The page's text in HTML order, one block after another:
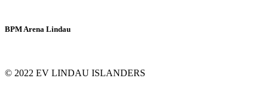
BPM Arena Lindau
© 2022 EV LINDAU ISLANDERS